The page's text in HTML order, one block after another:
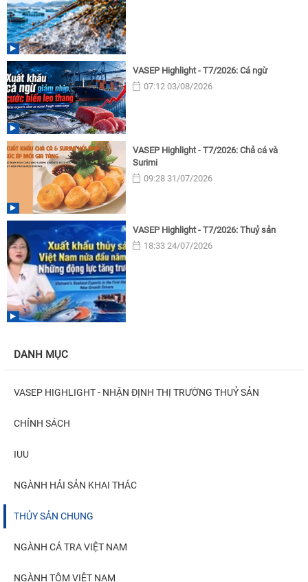
VASEP Highlight - T7/2026: Cá ngừ
07:12 03/08/2026
VASEP Highlight - T7/2026: Chả cá và
Surimi
09:28 31/07/2026
VASEP Highlight - T7/2026: Thuỷ sản
18:33 24/07/2026
DANH MỤC
VASEP HIGHLIGHT - NHẬN ĐỊNH THỊ TRƯỜNG THUỶ SẢN
CHÍNH SÁCH
IUU
NGÀNH HẢI SẢN KHAI THÁC
THỦY SẢN CHUNG
NGÀNH CÁ TRA VIỆT NAM
NGÀNH TÔM VIỆT NAM